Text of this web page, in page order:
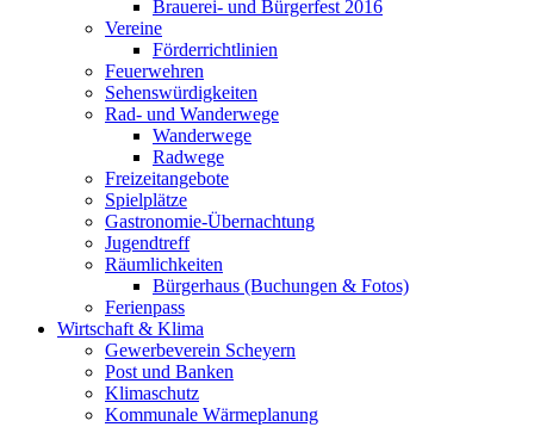
Brauerei- und Bürgerfest 2016
Vereine
Förderrichtlinien
Feuerwehren
Sehenswürdigkeiten
Rad- und Wanderwege
Wanderwege
Radwege
Freizeitangebote
Spielplätze
Gastronomie-Übernachtung
Jugendtreff
Räumlichkeiten
Bürgerhaus (Buchungen & Fotos)
Ferienpass
Wirtschaft & Klima
Gewerbeverein Scheyern
Post und Banken
Klimaschutz
Kommunale Wärmeplanung